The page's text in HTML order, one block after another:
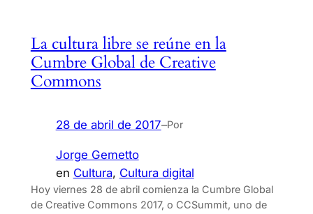
La cultura libre se reúne en la
Cumbre Global de Creative
Commons
28 de abril de 2017–Por
Jorge Gemetto
en Cultura, Cultura digital
Hoy viernes 28 de abril comienza la Cumbre Global
de Creative Commons 2017, o CCSummit, uno de